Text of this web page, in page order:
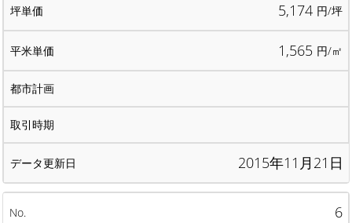
5,174 円/坪
1,565 円/㎡
2015年11月21日
6